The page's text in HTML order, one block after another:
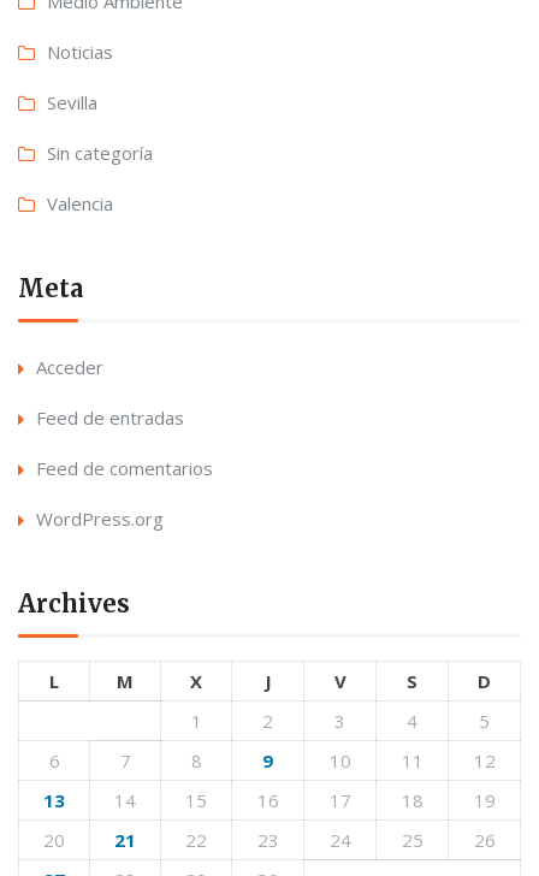
Noticias
Sevilla
Sin categoría
Valencia
Meta
Acceder
Feed de entradas
Feed de comentarios
WordPress.org
Archives
L M X J V S
D
1
2 3 4
5
6
7 8 9 10 11
12
13
14 15 16 17 18
19
20
21 22 23 24 25
26